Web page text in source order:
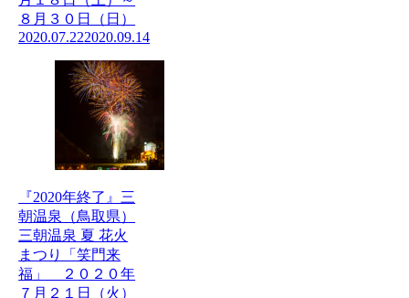
８月３０日（日）
2020.07.222020.09.14
『2020年終了』三
朝温泉（鳥取県）
三朝温泉 夏 花火
まつり「笑門来
福」 ２０２０年
７月２１日（火）